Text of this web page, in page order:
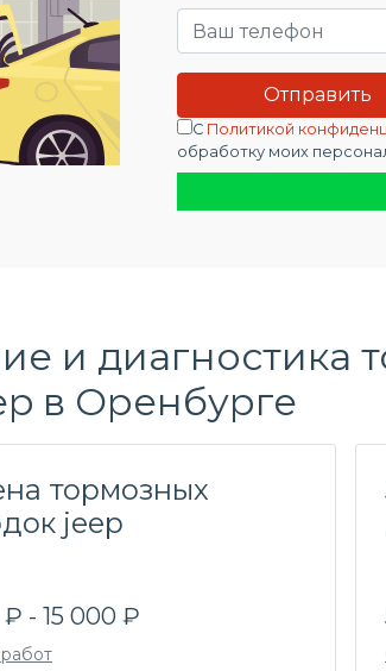
С Политикой
обработку моих
и диагностика
в Оренбурге
тормозных
jeep
- 15 000 ₽